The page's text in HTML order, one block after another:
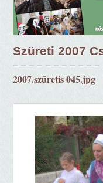
Szüreti 2007
2007.szüretis 045.jpg